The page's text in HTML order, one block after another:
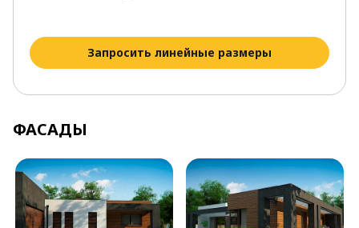
Запросить линейные размеры
ФАСАДЫ